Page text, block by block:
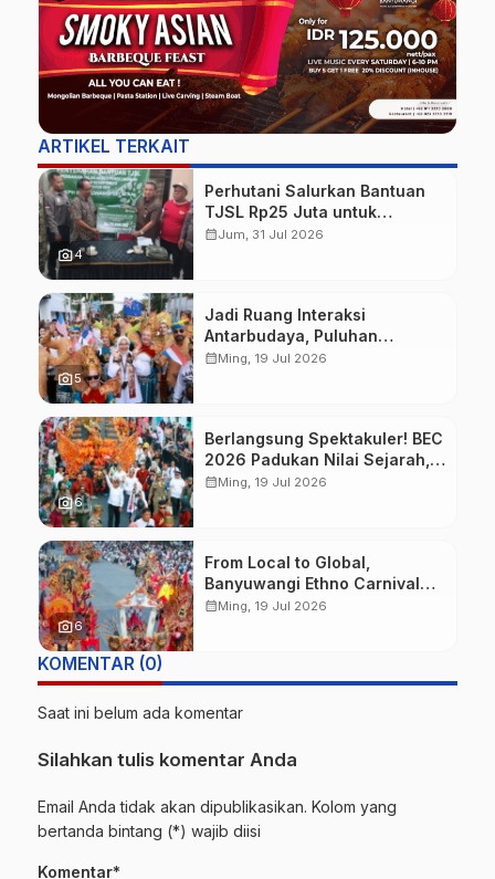
ARTIKEL TERKAIT
photo_camera4
Perhutani Salurkan Bantuan
TJSL Rp25 Juta untuk
Perbaikan Jalan Warga
calendar_monthJum, 31 Jul 2026
photo_camera5
Jadi Ruang Interaksi
Antarbudaya, Puluhan
Wisatawan Mancanegara
calendar_monthMing, 19 Jul 2026
photo_camera6
Berlangsung Spektakuler! BEC
2026 Padukan Nilai Sejarah,
Budaya, dan Fashion Berkelas
calendar_monthMing, 19 Jul 2026
photo_camera6
From Local to Global,
Banyuwangi Ethno Carnival
Buktikan Budaya Lokal Mampu
calendar_monthMing, 19 Jul 2026
KOMENTAR (0)
Saat ini belum ada komentar
Silahkan tulis komentar Anda
Email Anda tidak akan dipublikasikan. Kolom yang
bertanda bintang (*) wajib diisi
Komentar*